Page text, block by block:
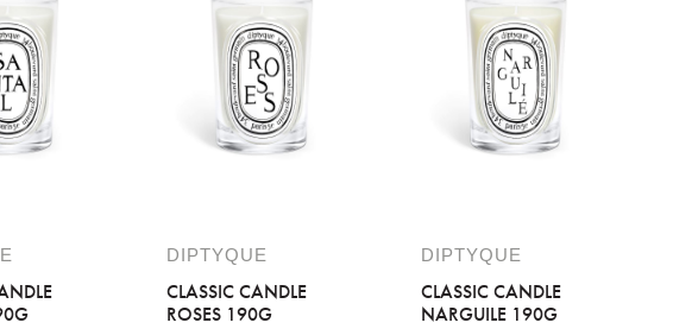
DIPTYQUE
CLASSIC CANDLE
ROSES 190G
DIPTYQUE
CLASSIC CANDLE
NARGUILE 190G